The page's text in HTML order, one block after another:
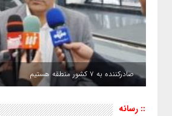
صادرکننده به ۷ کشور منطقه هستیم
:: رسانه